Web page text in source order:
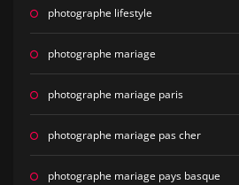
photographe lifestyle
photographe mariage
photographe mariage paris
photographe mariage pas cher
photographe mariage pays basque